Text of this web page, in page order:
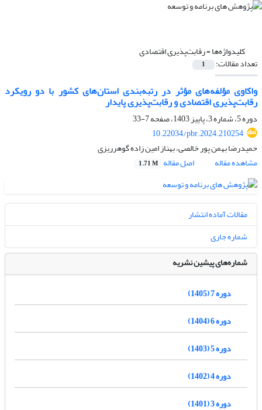
کلیدواژه‌ها =رقابت‌پذیری اقتصادی
تعداد مقالات: 1
واکاوی مؤلفه‌‏های مؤثر در رتبه‌بندی استان‌های کشور با دو رویکرد
رقابت‌پذیری اقتصادی و رقابت‌‏پذیری پایدار
دوره 5، شماره 3، پاییز 1403، صفحه
7-33
10.22034/pbr.2024.210254
حمیدرضا بهمن پور خالصی، بهناز امین زاده گوهرریزی
مشاهده مقاله
اصل مقاله 1.71 M
مقالات آماده انتشار
شماره جاری
شماره‌های پیشین نشریه
دوره 7 (1405)
دوره 6 (1404)
دوره 5 (1403)
دوره 4 (1402)
دوره 3 (1401)